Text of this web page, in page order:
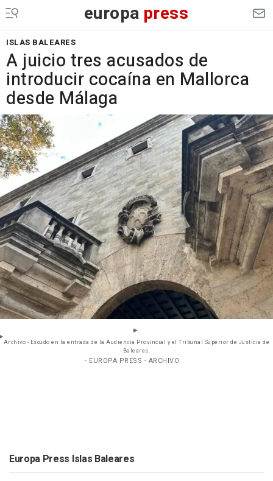
europa press
ISLAS BALEARES
A juicio tres acusados de
introducir cocaína en Mallorca
desde Málaga
Archivo - Escudo en la entrada de la Audiencia Provincial y el Tribunal Superior de Justicia de
Baleares.
- EUROPA PRESS - ARCHIVO
Europa Press Islas Baleares